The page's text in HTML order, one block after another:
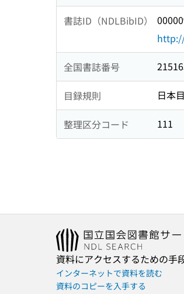
書誌ID（NDLBibID）
全国書誌番号
目録規則 日本
整理区分コード 111
資料にアクセスするための手
インターネットで資料を読む
資料のコピーを入手する